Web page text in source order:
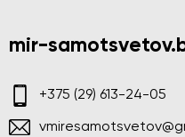
mir-
+375 (29) 613-24-05